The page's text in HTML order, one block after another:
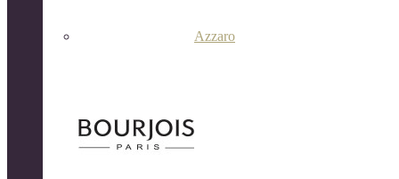
Azzaro